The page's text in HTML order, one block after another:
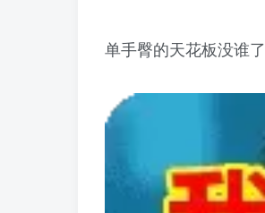
单手臀的天花板没谁了